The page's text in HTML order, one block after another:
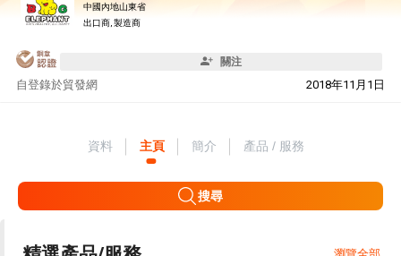
中國內地山東省
出口商, 製造商
關注
自 2018年11月1日
登錄於貿發網
資料 主頁 簡介 產品 / 服務
搜尋